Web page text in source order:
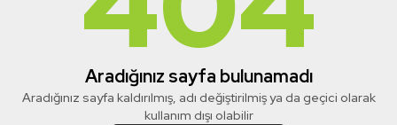
Aradığınız sayfa bulunamadı
Aradığınız sayfa kaldırılmış, adı değiştirilmiş ya da geçici olarak
kullanım dışı olabilir